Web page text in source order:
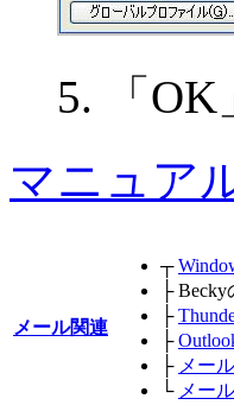
5. 「
マニュア
メール関連
┬
├Becky
├
├
├ メー
└ メー